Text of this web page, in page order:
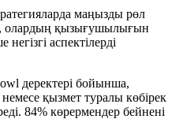
маңызды рөл
олардың қызығушылығын
аспектілерді
деректері бойынша,
қызмет туралы көбірек
84% көрермендер бейнені